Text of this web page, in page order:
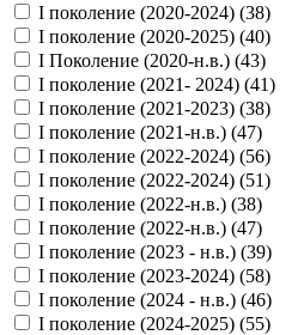
I поколение (2020-2024) (38)
I поколение (2020-2025) (40)
I Поколение (2020-н.в.) (43)
I поколение (2021- 2024) (41)
I поколение (2021-2023) (38)
I поколение (2021-н.в.) (47)
I поколение (2022-2024) (56)
I поколение (2022-2024) (51)
I поколение (2022-н.в.) (38)
I поколение (2022-н.в.) (47)
I поколение (2023 - н.в.) (39)
I поколение (2023-2024) (58)
I поколение (2024 - н.в.) (46)
I поколение (2024-2025) (55)